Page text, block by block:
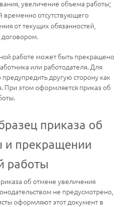
увеличение объема работы;
временно отсутствующего
от текущих обязанностей,
работе может быть прекращено
или работодателя. Для
другую сторону как
При этом оформляется приказ об
приказа об
и прекращении
работы
об отмене увеличения
не предусмотрено,
оформляют этот документ в